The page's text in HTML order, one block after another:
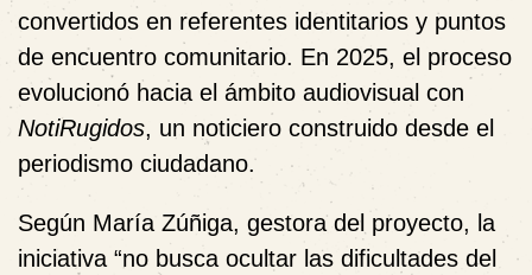
convertidos en referentes identitarios y puntos
de encuentro comunitario. En 2025, el proceso
evolucionó hacia el ámbito audiovisual con
NotiRugidos, un noticiero construido desde el
periodismo ciudadano.
Según María Zúñiga, gestora del proyecto, la
iniciativa “no busca ocultar las dificultades del